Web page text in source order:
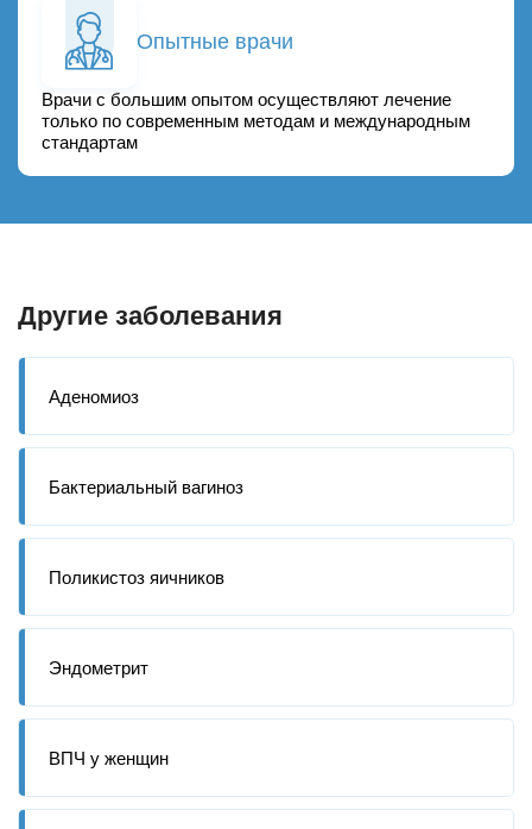
Опытные врачи
Врачи с большим опытом осуществляют лечение
только по современным методам и международным
стандартам
Другие заболевания
Аденомиоз
Бактериальный вагиноз
Поликистоз яичников
Эндометрит
ВПЧ у женщин